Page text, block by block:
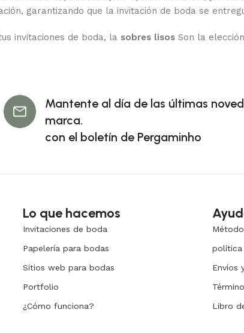
garantizando que la invitación de boda se
invitaciones de boda, la sobres lisos Son la
Mantente al día de las últimas
marca.
con el boletín de Pergaminho
Lo que hacemos
Invitaciones de boda
Papelería para bodas
Sitios web para bodas
Portfolio
¿Cómo funciona?
política
Envíos
Libro